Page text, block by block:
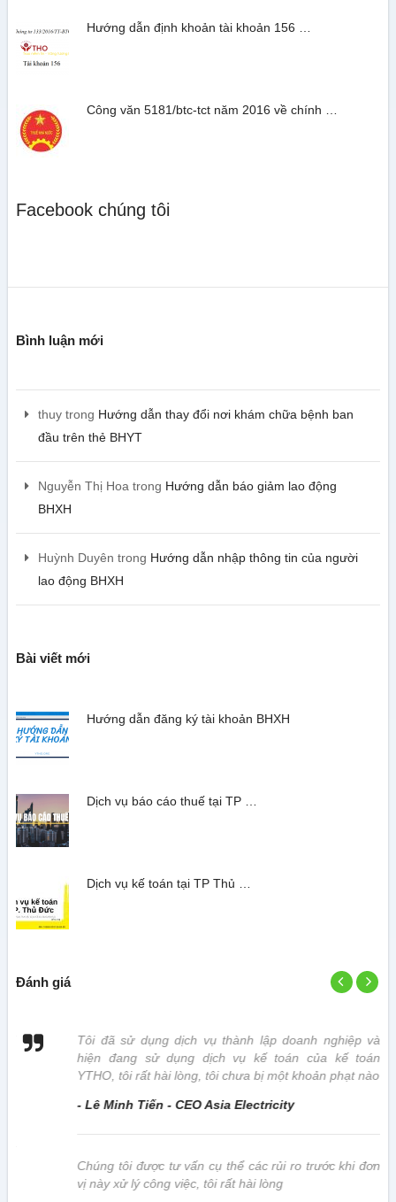
Hướng dẫn định khoản tài khoản 156 …
Công văn 5181/btc-tct năm 2016 về chính …
Facebook chúng tôi
Bình luận mới
thuytrong Hướng dẫn thay đổi nơi khám chữa bệnh ban
đầu trên thẻ BHYT
Nguyễn Thị Hoa trong Hướng dẫn báo giảm lao động
BHXH
Huỳnh Duyên trong Hướng dẫn nhập thông tin của người
lao động BHXH
Bài viết mới
Hướng dẫn đăng ký tài khoản BHXH
Dịch vụ báo cáo thuế tại TP …
Dịch vụ kế toán tại TP Thủ …
Đánh giá
Tôi đã sử dụng dịch vụ thành lập doanh nghiệp và
hiện đang sử dụng dịch vụ kế toán của kế toán
YTHO, tôi rất hài lòng, tôi chưa bị một khoản phạt nào
- Lê Minh Tiến - CEO Asia Electricity
Chúng tôi được tư vấn cụ thể các rủi ro trước khi đơn
vị này xử lý công việc, tôi rất hài lòng